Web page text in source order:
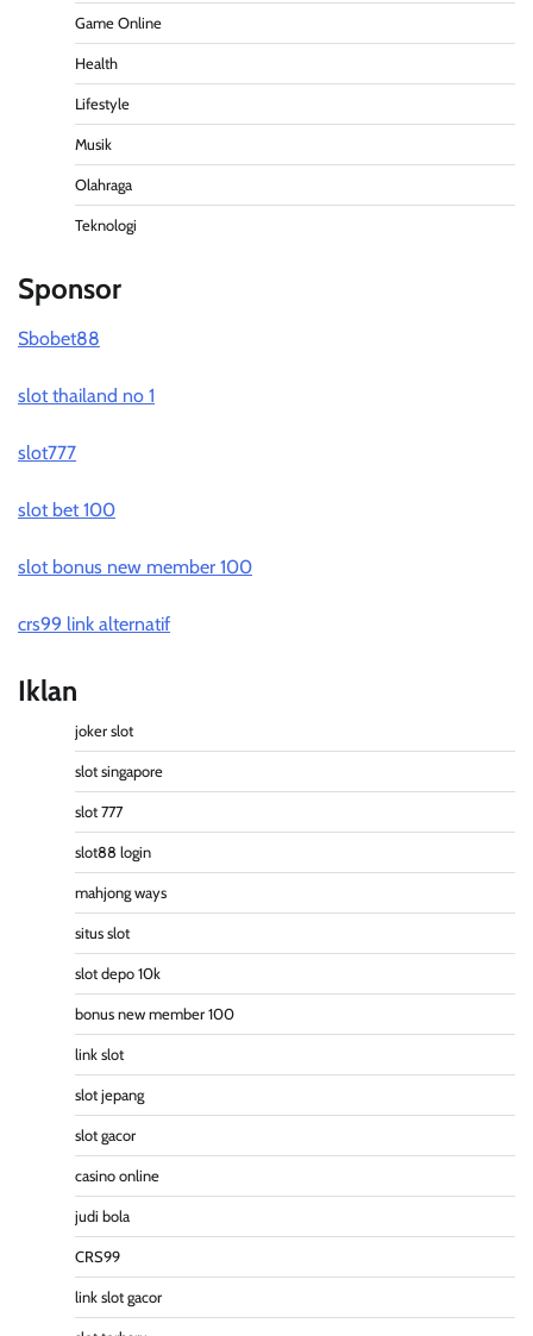
Game Online
Health
Lifestyle
Musik
Olahraga
Teknologi
Sponsor
Sbobet88
slot thailand no 1
slot777
slot bet 100
slot bonus new member 100
crs99 link alternatif
Iklan
joker slot
slot singapore
slot 777
slot88 login
mahjong ways
situs slot
slot depo 10k
bonus new member 100
link slot
slot jepang
slot gacor
casino online
judi bola
CRS99
link slot gacor